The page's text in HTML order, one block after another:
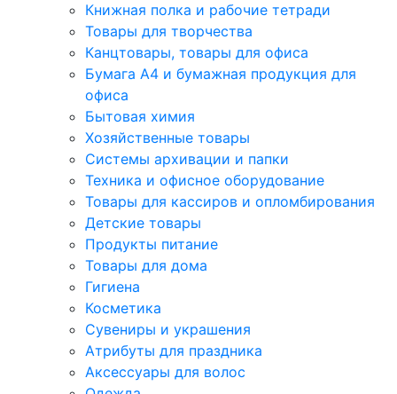
Книжная полка и рабочие тетради
Товары для творчества
Канцтовары, товары для офиса
Бумага А4 и бумажная продукция для
офиса
Бытовая химия
Хозяйственные товары
Системы архивации и папки
Техника и офисное оборудование
Товары для кассиров и опломбирования
Детские товары
Продукты питание
Товары для дома
Гигиена
Косметика
Сувениры и украшения
Атрибуты для праздника
Аксеcсуары для волос